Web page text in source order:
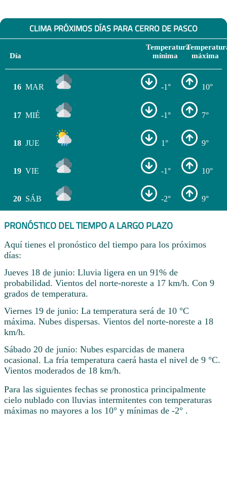
CLIMA PRÓXIMOS DÍAS PARA CERRO DE PASCO
Día
Temperatura
mínima
máxima
16 MAR -1° 10°
17 MIÉ -1° 7°
18 JUE 1° 9°
19 VIE -1° 10°
20 SÁB -2° 9°
PRONÓSTICO DEL TIEMPO A LARGO PLAZO
Aquí tienes el pronóstico del tiempo para los próximos
días:
Jueves 18 de junio: Lluvia ligera en un 91% de
probabilidad. Vientos del norte-noreste a 17 km/h. Con 9
grados de temperatura.
Viernes 19 de junio: La temperatura será de 10 °C
máxima. Nubes dispersas. Vientos del norte-noreste a 18
km/h.
Sábado 20 de junio: Nubes esparcidas de manera
ocasional. La fría temperatura caerá hasta el nivel de 9 °C.
Vientos moderados de 18 km/h.
Para las siguientes fechas se pronostica principalmente
cielo nublado con lluvias intermitentes con temperaturas
máximas no mayores a los 10° y mínimas de -2° .